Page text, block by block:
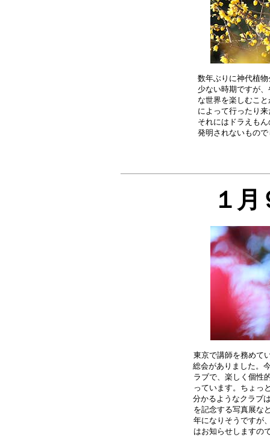
数年ぶりに神代植
少ない時期ですが
な世界を楽しむこ
によって行ったり
それにはドラえも
１
東京で講師を務めて
総会がありました。
ラブで、楽しく個性
っています。ちょっ
分かるようなクラブ
を記念する写真展な
年になりそうですが